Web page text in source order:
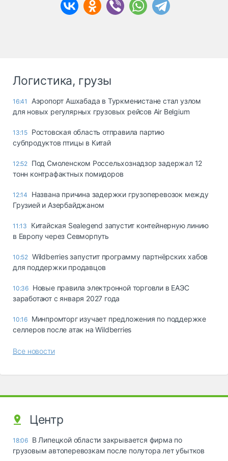
Логистика, грузы
16:41
Аэропорт Ашхабада в Туркменистане стал узлом
для новых регулярных грузовых рейсов Air Belgium
13:15 Ростовская область отправила партию
субпродуктов птицы в Китай
12:52 Под Смоленском Россельхознадзор задержал 12
тонн контрафактных помидоров
12:14
Названа причина задержки грузоперевозок между
Грузией и Азербайджаном
11:13
Китайская Sealegend запустит контейнерную линию
в Европу через Севморпуть
10:52 Wildberries запустит программу партнёрских хабов
для поддержки продавцов
10:36 Новые правила электронной торговли в ЕАЭС
заработают с января 2027 года
10:16 Минпромторг изучает предложения по поддержке
селлеров после атак на Wildberries
Все новости
Центр
18:06 В Липецкой области закрывается фирма по
грузовым автоперевозкам после полутора лет убытков